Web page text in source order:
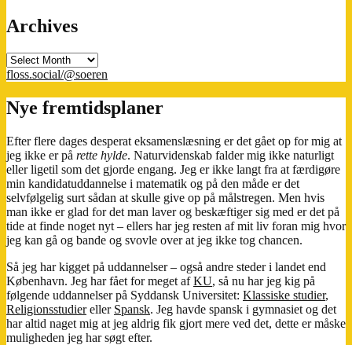
Archives
Archives
floss.social/@soeren
Nye fremtidsplaner
Efter flere dages desperat eksamenslæsning er det gået op for mig at
jeg ikke er på rette hylde. Naturvidenskab falder mig ikke naturligt
eller ligetil som det gjorde engang. Jeg er ikke langt fra at færdigøre
min kandidatuddannelse i matematik og på den måde er det
selvfølgelig surt sådan at skulle give op på målstregen. Men hvis
man ikke er glad for det man laver og beskæftiger sig med er det på
tide at finde noget nyt – ellers har jeg resten af mit liv foran mig hvor
jeg kan gå og bande og svovle over at jeg ikke tog chancen.
Så jeg har kigget på uddannelser – også andre steder i landet end
København. Jeg har fået for meget afKU, så nu har jeg kig på
følgende uddannelser på Syddansk Universitet: Klassiske studier,
Religionsstudiereller Spansk. Jeg havde spansk i gymnasiet og det
har altid naget mig at jeg aldrig fik gjort mere ved det, dette er måske
muligheden jeg har søgt efter.